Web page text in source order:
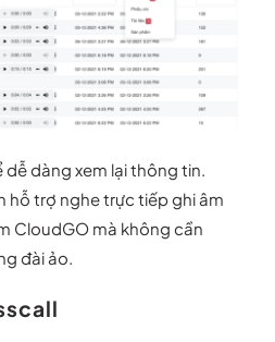
dàng xem lại thông tin.
hỗ trợ nghe trực tiếp ghi âm
CloudGOmà không cần
đài ảo.